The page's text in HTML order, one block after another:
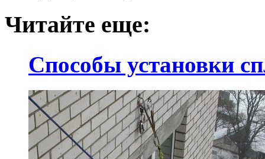
Читайте еще:
Способы установки